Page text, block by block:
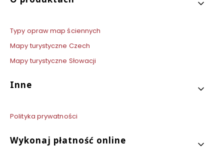
Typy opraw map ściennych
Mapy turystyczne Czech
Mapy turystyczne Słowacji
Inne
Polityka prywatności
Wykonaj płatność online